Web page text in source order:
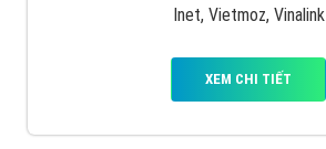
Inet, Vietmoz, Vinalink
XEM CHI TIẾT